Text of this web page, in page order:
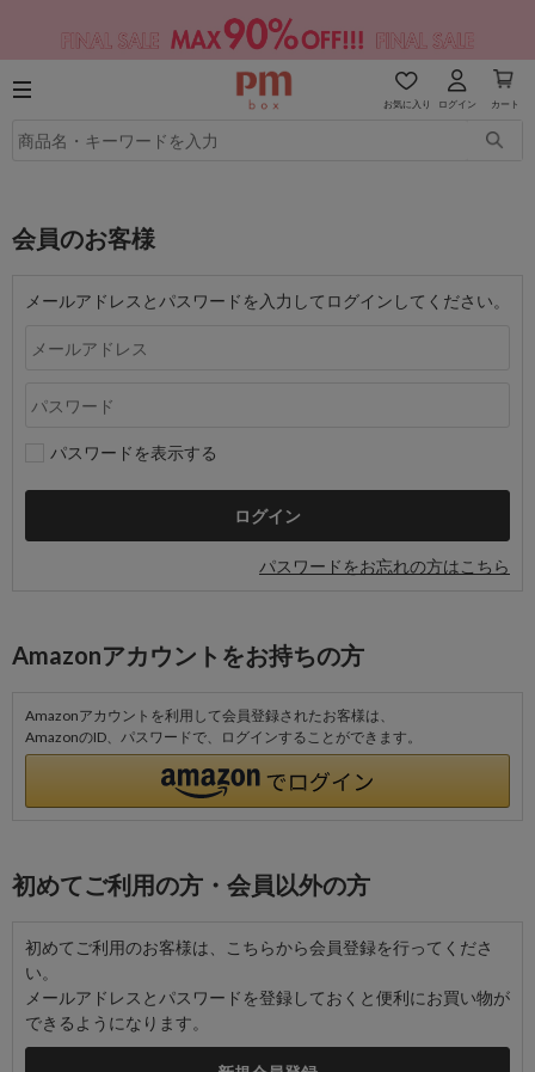
お気に入り ログイン カート
会員のお客様
メールアドレスとパスワードを入力してログインしてください。
パスワードを表示する
パスワードをお忘れの方はこちら
Amazonアカウントをお持ちの方
Amazonアカウントを利用して会員登録されたお客様は、
AmazonのID、パスワードで、ログインすることができます。
初めてご利用の方・会員以外の方
初めてご利用のお客様は、こちらから会員登録を行ってくださ
い。
メールアドレスとパスワードを登録しておくと便利にお買い物が
できるようになります。